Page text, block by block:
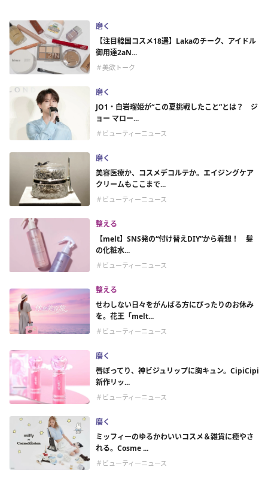
磨く
【注目韓国コスメ18選】Lakaのチーク、アイドル
御用達2aN...
＃美欲トーク
磨く
JO1・白岩瑠姫が“この夏挑戦したこと”とは？ ジ
ョー マロー...
＃ビューティーニュース
磨く
美容医療か、コスメデコルテか。エイジングケア
クリームもここまで...
＃ビューティーニュース
整える
【melt】SNS発の“付け替えDIY”から着想！ 髪
の化粧水...
＃ビューティーニュース
整える
せわしない日々をがんばる方にぴったりのお休み
を。花王「melt...
＃ビューティーニュース
磨く
唇ぽってり、神ビジュリップに胸キュン。CipiCipi
新作リッ...
＃ビューティーニュース
磨く
ミッフィーのゆるかわいいコスメ＆雑貨に癒やさ
れる。Cosme ...
＃ビューティーニュース